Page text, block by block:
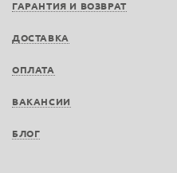
ГАРАНТИЯ И ВОЗВРАТ
ДОСТАВКА
ОПЛАТА
ВАКАНСИИ
БЛОГ